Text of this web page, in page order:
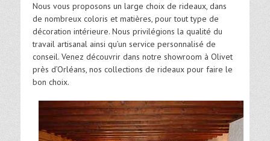
Nous vous proposons un large choix de rideaux, dans
de nombreux coloris et matières, pour tout type de
décoration intérieure. Nous privilégions la qualité du
travail artisanal ainsi qu’un service personnalisé de
conseil. Venez découvrir dans notre showroom à Olivet
près d’Orléans, nos collections de rideaux pour faire le
bon choix.